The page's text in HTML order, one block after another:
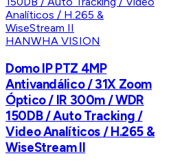
HANWHA VISION
Domo IP PTZ 4MP
Antivandálico / 31X Zoom
Óptico / IR 300m / WDR
150DB / Auto Tracking /
Video Analíticos / H.265 &
WiseStream II